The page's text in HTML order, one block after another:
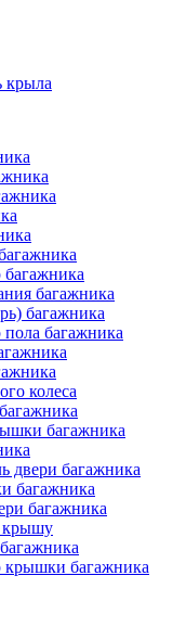
крыла
багажника
багажника
багажника
багажника
колеса
багажника
двери багажника
багажника
багажника
крышу
крышки багажника